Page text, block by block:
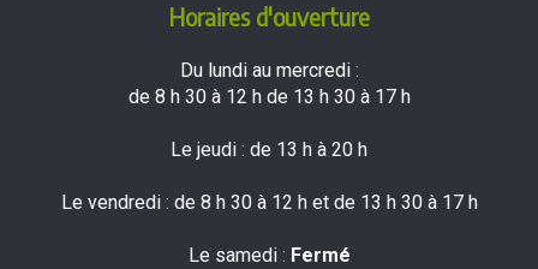
Horaires d'ouverture
Du lundi au mercredi :
de 8 h 30 à 12 h de 13 h 30 à 17 h
Le jeudi : de 13 h à 20 h
Le vendredi : de 8 h 30 à 12 h et de 13 h 30 à 17 h
Le samedi : Fermé